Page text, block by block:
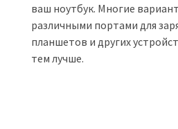
ваш ноутбук. Многие
различными портами для
планшетов и других
тем лучше.